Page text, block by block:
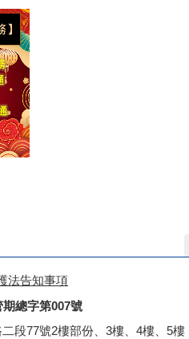
法告知事項
總字第007號
段77號2樓部份、3樓、4樓、5樓